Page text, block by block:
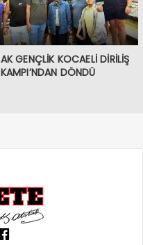
AK GENÇLİK KOCAELİ DİRİLİŞ
KAMPI’NDAN DÖNDÜ